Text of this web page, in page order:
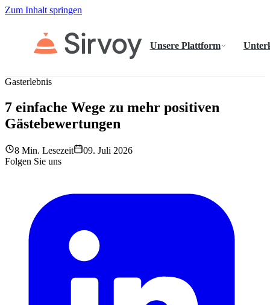
Zum Inhalt springen
Unsere Plattform
Gasterlebnis
7 einfache Wege zu mehr positiven
Gästebewertungen
8 Min. Lesezeit
09. Juli 2026
Folgen Sie uns